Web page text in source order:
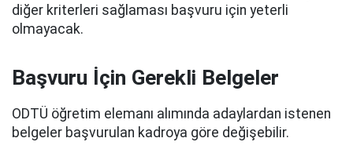
diğer kriterleri sağlaması başvuru için yeterli
olmayacak.
Başvuru İçin Gerekli Belgeler
ODTÜ öğretim elemanı alımında adaylardan istenen
belgeler başvurulan kadroya göre değişebilir.